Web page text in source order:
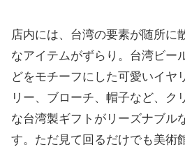
店内には、台湾の要素が随所に
なアイテムがずらり。台湾ビー
どをモチーフにした可愛いイヤ
リー、ブローチ、帽子など、ク
な台湾製ギフトがリーズナブル
す。ただ見て回るだけでも美術